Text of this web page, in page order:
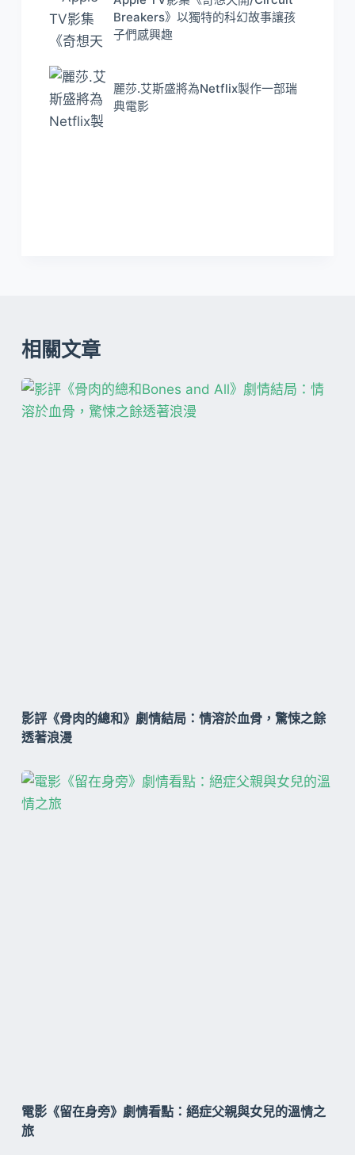
Breakers》以獨特的科幻故事讓孩
子們感興趣
麗莎.艾斯盛將為Netflix製作一部瑞
典電影
相關文章
影評《骨肉的總和》劇情結局：情溶於血骨，驚悚之餘
透著浪漫
電影《留在身旁》劇情看點：絕症父親與女兒的溫情之
旅